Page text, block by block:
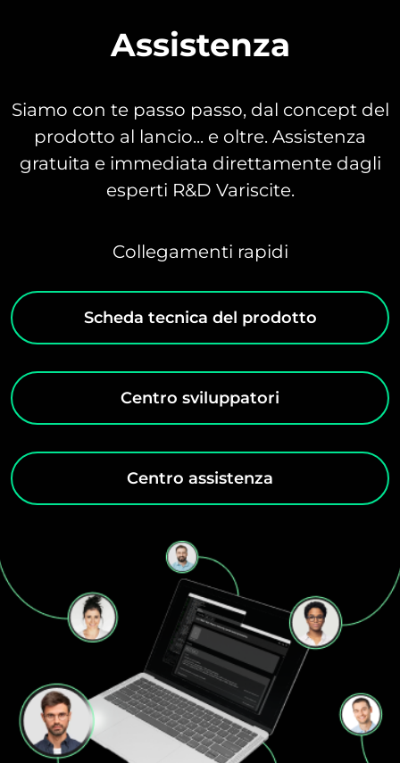
Assistenza
Siamo con te passo passo, dal concept del
prodotto al lancio... e oltre. Assistenza
gratuita e immediata direttamente dagli
esperti R&D Variscite.
Collegamenti rapidi
Scheda tecnica del prodotto
Centro sviluppatori
Centro assistenza